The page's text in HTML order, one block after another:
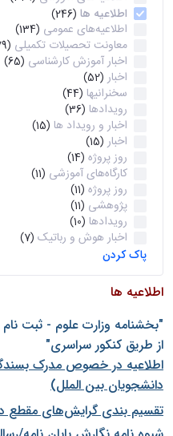
اطلاعیه ها (246)
اطلاعیه‌های عمومی (134)
معاونت تحصیلات تکمیلی (79)
اخبار آموزش کارشناسی (65)
اخبار (52)
سخنرانیها (44)
رویدادها (36)
اخبار و رویداد ها (15)
اخبار (15)
روز پروژه (14)
کارگاه‌های آموزشی (11)
روز پروژه (11)
پژوهشی (11)
رویدادها (10)
اخبار هوش و رباتیک (7)
پاک کردن
اطلاعیه ها
"بخشنامه وزارت علوم - ثبت
از طريق كنكور سراسری"
اطلاعیه در خصوص مدرک
دانشجویان بین الملل)
تقسیم بندی گرایش‌های مقطع